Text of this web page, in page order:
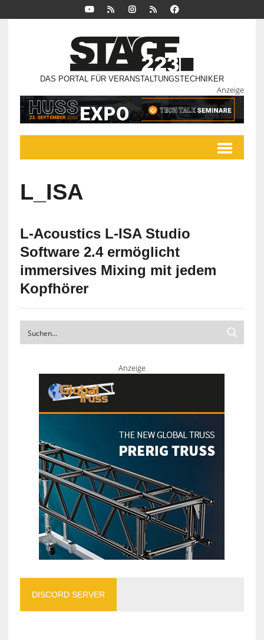
DAS PORTAL FÜR VERANSTALTUNGSTECHNIKER
Anzeige
L_ISA
L-Acoustics L-ISA Studio
Software 2.4 ermöglicht
immersives Mixing mit jedem
Kopfhörer
Anzeige
DISCORD SERVER